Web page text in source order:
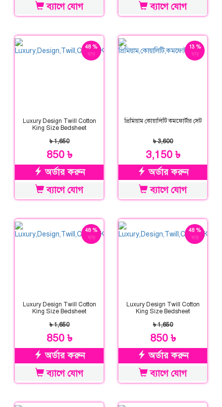
ব্যাগে যোগ
ব্যাগে যোগ
48 %
ছাড়
Luxury Design Twill Cotton
King Size Bedsheet
৳ 1,650
850 ৳
অর্ডার করুন
ব্যাগে যোগ
13 %
ছাড়
প্রিমিয়াম কোয়ালিটি কমফোর্টার সেট
৳ 3,600
3,150 ৳
অর্ডার করুন
ব্যাগে যোগ
48 %
ছাড়
Luxury Design Twill Cotton
King Size Bedsheet
৳ 1,650
850 ৳
অর্ডার করুন
ব্যাগে যোগ
48 %
ছাড়
Luxury Design Twill Cotton
King Size Bedsheet
৳ 1,650
850 ৳
অর্ডার করুন
ব্যাগে যোগ